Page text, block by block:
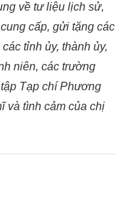
về tư liệu lịch sử,
cấp, gửi tặng các
tỉnh ủy, thành ủy,
niên, các trường
Tạp chí Phương
và tình cảm của chị